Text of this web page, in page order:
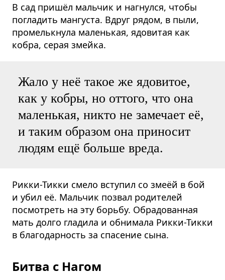
В сад пришёл мальчик и нагнулся, чтобы
погладить мангуста. Вдруг рядом, в пыли,
промелькнула маленькая, ядовитая как
кобра, серая змейка.
Жало у неё такое же ядовитое,
как у кобры, но оттого, что она
маленькая, никто не замечает её,
и таким образом она приносит
людям ещё больше вреда.
Рикки-Тикки смело вступил со змеёй в бой
и убил её. Мальчик позвал родителей
посмотреть на эту борьбу. Обрадованная
мать долго гладила и обнимала Рикки-Тикки
в благодарность за спасение сына.
Битва с Нагом